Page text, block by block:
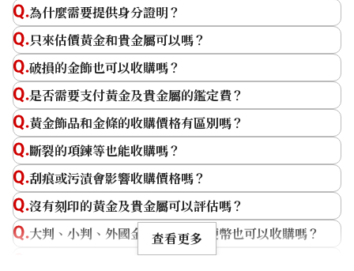
此外，我們也會努力提升服務品質，致力實現更高價的收
購。 若您考慮出售黃金以外的貴金屬、名牌品、手錶或寶
石等，也請務必利用「OTAKARAYA」。
全體鑑定員將竭誠為您的重要物品提供令您滿意的日式高
品質收購服務。
再次感謝您此次的光臨。衷心期待您的再次光臨。
OTAKARAYA 黃金･金條鑑定資助
興趣
shopping
座右銘
有言実行
喜歡的品牌
Harry Winston
過去收購案例
佛鈴、金條
你好，初次見面。 在「OTAKARAYA」進行黃金收購時，
為什麼需要提供身分證明？
只來估價黃金和貴金屬可以嗎？
破損的金飾也可以收購嗎？
是否需要支付黃金及貴金屬的鑑定費？
黃金飾品和金條的收購價格有區別嗎？
斷裂的項鍊等也能收購嗎？
刮痕或污漬會影響收購價格嗎？
沒有刻印的黃金及貴金屬可以評估嗎？
大判、小判、外國金幣、古錢或硬幣也可以收購嗎？
黃金及貴金屬的收購價格是如何決定的？
查看更多